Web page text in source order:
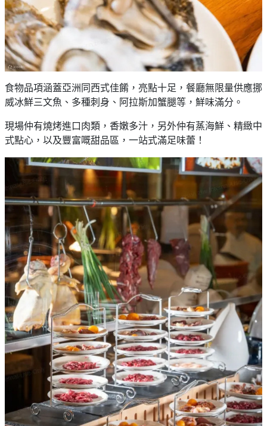
食物品項涵蓋亞洲同西式佳餚，亮點十足，餐廳無限量供應挪
威冰鮮三文魚、多種刺身、阿拉斯加蟹腿等，鮮味滿分。
現場仲有燒烤進口肉類，香嫩多汁，另外仲有蒸海鮮、精緻中
式點心，以及豐富嘅甜品區，一站式滿足味蕾！